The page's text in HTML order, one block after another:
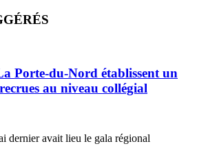
Porte-du-Nord établissent un
au niveau collégial
dernier avait lieu le gala régional